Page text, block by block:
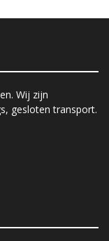
Wij zijn
gesloten transport.